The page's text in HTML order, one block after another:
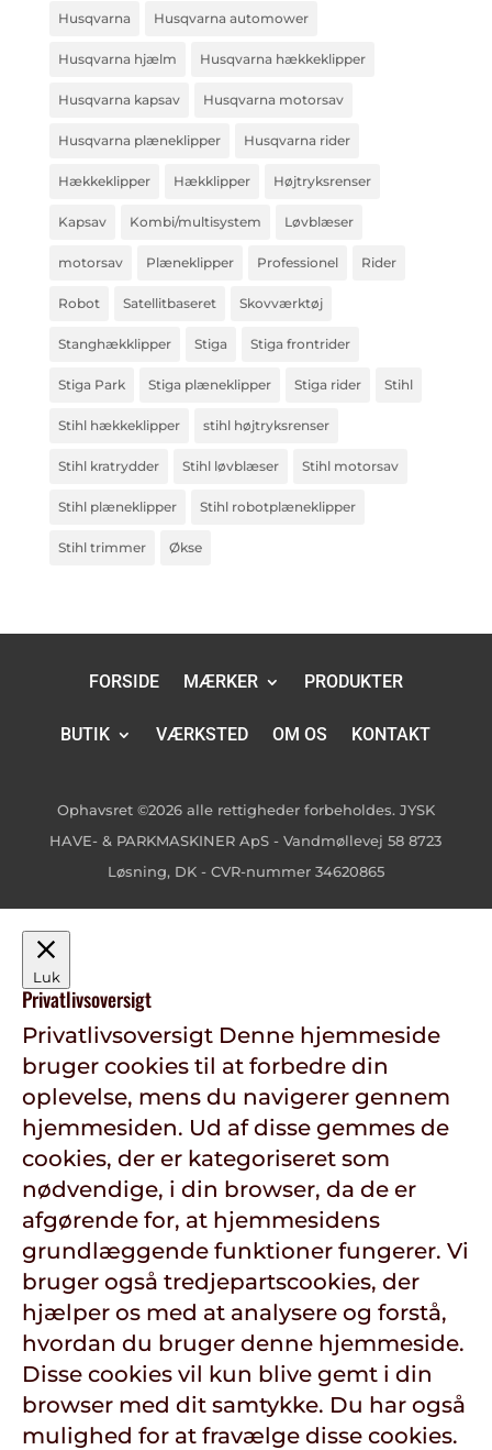
Husqvarna Husqvarna automower
Husqvarna hjælm Husqvarna hækkeklipper
Husqvarna kapsav Husqvarna motorsav
Husqvarna plæneklipper Husqvarna rider
Hækkeklipper Hækklipper Højtryksrenser
Kapsav Kombi/multisystem Løvblæser
motorsav Plæneklipper Professionel Rider
Robot Satellitbaseret Skovværktøj
Stanghækklipper Stiga Stiga frontrider
Stiga Park Stiga plæneklipper Stiga rider Stihl
Stihl hækkeklipper stihl højtryksrenser
Stihl kratrydder Stihl løvblæser Stihl motorsav
Stihl plæneklipper Stihl robotplæneklipper
Stihl trimmer Økse
FORSIDE MÆRKER PRODUKTER
BUTIK VÆRKSTED OM OS KONTAKT
Ophavsret ©2026 alle rettigheder forbeholdes. JYSK
HAVE- & PARKMASKINER ApS - Vandmøllevej 58 8723
Løsning, DK - CVR-nummer 34620865
Luk
Privatlivsoversigt
Privatlivsoversigt Denne hjemmeside
bruger cookies til at forbedre din
oplevelse, mens du navigerer gennem
hjemmesiden. Ud af disse gemmes de
cookies, der er kategoriseret som
nødvendige, i din browser, da de er
afgørende for, at hjemmesidens
grundlæggende funktioner fungerer. Vi
bruger også tredjepartscookies, der
hjælper os med at analysere og forstå,
hvordan du bruger denne hjemmeside.
Disse cookies vil kun blive gemt i din
browser med dit samtykke. Du har også
mulighed for at fravælge disse cookies.